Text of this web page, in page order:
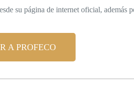
su página de internet oficial, además
A PROFECO